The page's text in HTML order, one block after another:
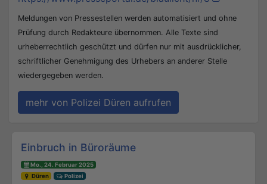
Meldungen von Pressestellen werden automatisiert und ohne
Prüfung durch Redakteure übernommen. Alle Texte sind
urheberrechtlich geschützt und dürfen nur mit ausdrücklicher,
schriftlicher Genehmigung des Urhebers an anderer Stelle
wiedergegeben werden.
mehr von Polizei Düren aufrufen
Beitrags-Navigation
Einbruch in Büroräume
Mo., 24. Februar 2025
Düren
Polizei